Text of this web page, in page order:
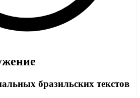
бразильских текстов